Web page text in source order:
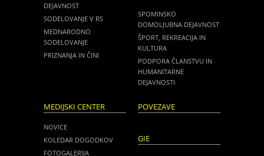
DEJAVNOST
SODELOVANJE V RS
MEDNARODNO
SODELOVANJE
PRIZNANJA IN ČINI
SPOMINSKO
DOMOLJUBNA DEJAVNOST
ŠPORT, REKREACIJA IN
KULTURA
PODPORA ČLANSTVU IN
HUMANITARNE
DEJAVNOSTI
MEDIJSKI CENTER
NOVICE
KOLEDAR DOGODKOV
FOTOGALERIJA
POVEZAVE
GIE